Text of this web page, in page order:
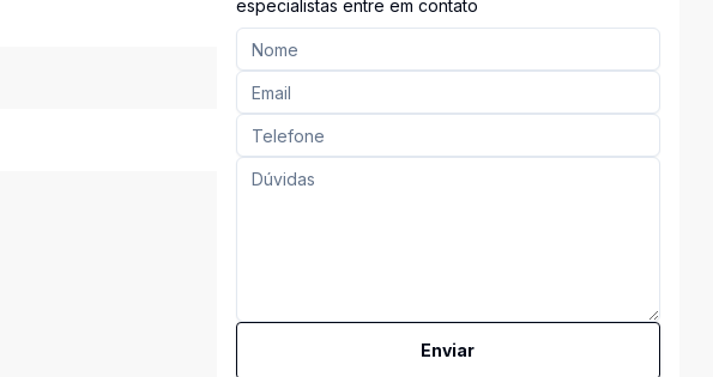
especialistas entre em contato
Enviar